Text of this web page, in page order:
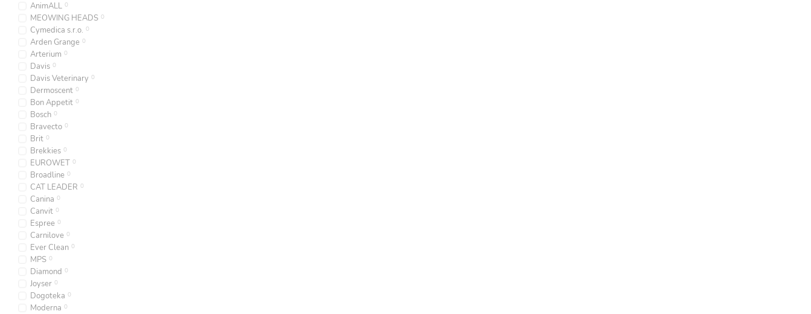
AnimALL 0
MEOWING HEADS 0
Cymedica s.r.o. 0
Arden Grange 0
Arterium 0
Davis 0
Davis Veterinary 0
Dermoscent 0
Bon Appetit 0
Bosch 0
Bravecto 0
Brit 0
Brekkies 0
EUROWET 0
Broadline 0
CAT LEADER 0
Canina 0
Canvit 0
Espree 0
Carnilove 0
Ever Clean 0
MPS 0
Diamond 0
Joyser 0
Dogoteka 0
Moderna 0